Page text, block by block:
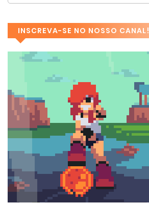
INSCREVA-SE NO NOSSO CANAL!